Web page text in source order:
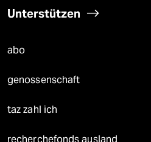
Unterstützen
abo
genossenschaft
taz zahl ich
recherchefonds ausland